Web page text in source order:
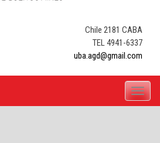
Chile 2181 CABA
TEL 4941-6337
uba.agd@gmail.com
Toggle